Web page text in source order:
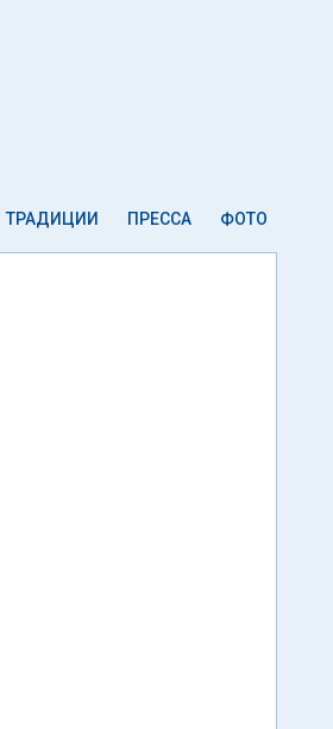
ТРАДИЦИИ ПРЕССА ФОТО